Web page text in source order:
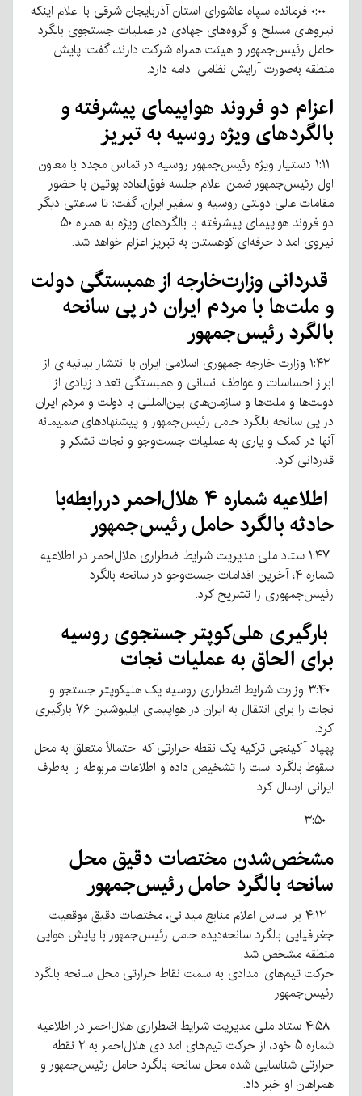
۰:۰۰ فرمانده سپاه عاشورای استان آذربایجان شرقی با اعلام اینکه
نیروهای مسلح و گروه‌های جهادی در عملیات جستجوی بالگرد
حامل رئیس‌جمهور و هیئت همراه شرکت دارند، گفت: پایش
منطقه به‌صورت آرایش نظامی ادامه دارد.
اعزام دو فروند هواپیمای پیشرفته و
بالگردهای ویژه روسیه به تبریز
۱:۱۱ دستیار ویژه رئیس‌جمهور روسیه در تماس مجدد با معاون
اول رئیس‌جمهور ضمن اعلام جلسه فوق‌العاده پوتین با حضور
مقامات عالی دولتی روسیه و سفیر ایران، گفت: تا ساعتی دیگر
دو فروند هواپیمای پیشرفته با بالگردهای ویژه به همراه ۵۰
نیروی امداد حرفه‌ای کوهستان به تبریز اعزام خواهد شد.
قدردانی وزارت‌خارجه از همبستگی دولت
و ملت‌ها با مردم ایران در پی سانحه
بالگرد رئیس‌جمهور
۱:۴۲ وزارت خارجه جمهوری اسلامی ایران با انتشار بیانیه‌ای از
ابراز احساسات و عواطف انسانی و همبستگی تعداد زیادی از
دولت‌ها و ملت‌ها و سازمان‌های بین‌المللی با دولت و مردم ایران
در پی سانحه بالگرد حامل رئیس‌جمهور و پیشنهادهای صمیمانه
آنها در کمک و یاری به عملیات جست‌وجو و نجات تشکر و
قدردانی کرد.
اطلاعیه شماره ۴ هلال‌احمر دررابطه‌با
حادثه بالگرد حامل رئیس‌جمهور
۱:۴۷ ستاد ملی مدیریت شرایط اضطراری هلال‌احمر در اطلاعیه
شماره ۴، آخرین اقدامات جست‌وجو در سانحه بالگرد
رئیس‌جمهوری را تشریح کرد.
بارگیری هلی‌کوپتر جستجوی روسیه
برای الحاق به عملیات نجات
۳:۴۰ وزارت شرایط اضطراری روسیه یک هلیکوپتر جستجو و
نجات را برای انتقال به ایران در هواپیمای ایلیوشین ۷۶ بارگیری
کرد.
پهپاد آکینجی ترکیه یک نقطه حرارتی که احتمالاً متعلق به محل
سقوط بالگرد است را تشخیص داده و اطلاعات مربوطه را به‌طرف
ایرانی ارسال کرد
مشخص‌شدن مختصات دقیق محل
سانحه بالگرد حامل رئیس‌جمهور
۴:۱۲ بر اساس اعلام منابع میدانی، مختصات دقیق موقعیت
جغرافیایی بالگرد سانحه‌دیده حامل رئیس‌جمهور با پایش هوایی
منطقه مشخص شد.
حرکت تیم‌های امدادی به سمت نقاط حرارتی محل سانحه بالگرد
رئیس‌جمهور
۴:۵۸ ستاد ملی مدیریت شرایط اضطراری هلال‌احمر در اطلاعیه
شماره ۵ خود، از حرکت تیم‌های امدادی هلال‌احمر به ۲ نقطه
حرارتی شناسایی شده محل سانحه بالگرد حامل رئیس‌جمهور و
همراهان او خبر داد.